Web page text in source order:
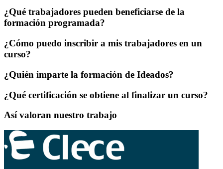
¿Qué trabajadores pueden beneficiarse de la
formación programada?
¿Cómo puedo inscribir a mis trabajadores en un
curso?
¿Quién imparte la formación de Ideados?
¿Qué certificación se obtiene al finalizar un curso?
Así valoran nuestro trabajo